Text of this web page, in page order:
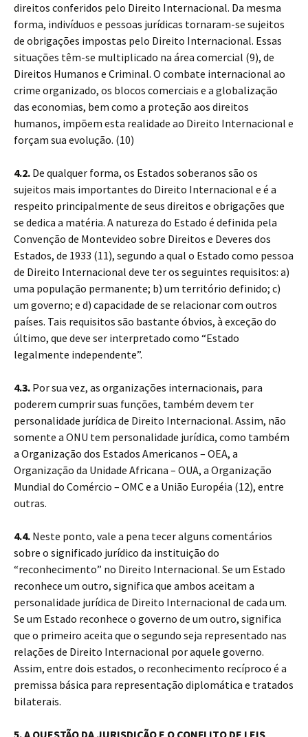
direitos conferidos pelo Direito Internacional. Da mesma
forma, indivíduos e pessoas jurídicas tornaram-se sujeitos
de obrigações impostas pelo Direito Internacional. Essas
situações têm-se multiplicado na área comercial (9), de
Direitos Humanos e Criminal. O combate internacional ao
crime organizado, os blocos comerciais e a globalização
das economias, bem como a proteção aos direitos
humanos, impõem esta realidade ao Direito Internacional e
forçam sua evolução. (10)
4.2. De qualquer forma, os Estados soberanos são os
sujeitos mais importantes do Direito Internacional e é a
respeito principalmente de seus direitos e obrigações que
se dedica a matéria. A natureza do Estado é definida pela
Convenção de Montevideo sobre Direitos e Deveres dos
Estados, de 1933 (11), segundo a qual o Estado como pessoa
de Direito Internacional deve ter os seguintes requisitos: a)
uma população permanente; b) um território definido; c)
um governo; e d) capacidade de se relacionar com outros
países. Tais requisitos são bastante óbvios, à exceção do
último, que deve ser interpretado como “Estado
legalmente independente”.
4.3. Por sua vez, as organizações internacionais, para
poderem cumprir suas funções, também devem ter
personalidade jurídica de Direito Internacional. Assim, não
somente a ONU tem personalidade jurídica, como também
a Organização dos Estados Americanos – OEA, a
Organização da Unidade Africana – OUA, a Organização
Mundial do Comércio – OMC e a União Européia (12), entre
outras.
4.4. Neste ponto, vale a pena tecer alguns comentários
sobre o significado jurídico da instituição do
“reconhecimento” no Direito Internacional. Se um Estado
reconhece um outro, significa que ambos aceitam a
personalidade jurídica de Direito Internacional de cada um.
Se um Estado reconhece o governo de um outro, significa
que o primeiro aceita que o segundo seja representado nas
relações de Direito Internacional por aquele governo.
Assim, entre dois estados, o reconhecimento recíproco é a
premissa básica para representação diplomática e tratados
bilaterais.
5. A QUESTÃO DA JURISDIÇÃO E O CONFLITO DE LEIS